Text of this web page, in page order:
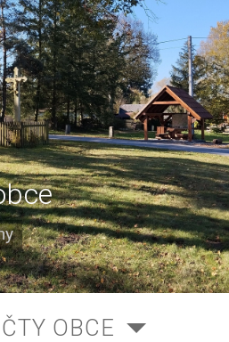
OBCE